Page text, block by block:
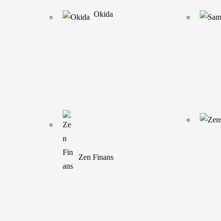
Okida
Zen Finans
Å søke om refinansiering av gjeld er i dag en
refinansiering som passer deg og din
Ved å refinansiere gjelden din vil du kunne få
Refinansiering er et ord man ofte hører om i
et lån som samler andre lån, gjerne dyre smålån
Ved å samle gjeld hos én bank, vil du kunne få
Mange ønsker også med årene å refinansiere